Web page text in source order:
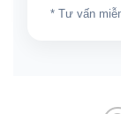
* Tư vấn